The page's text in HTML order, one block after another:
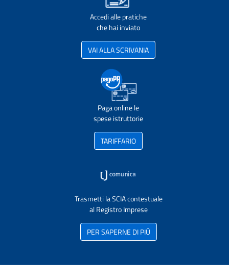
Accedi alle pratiche
che hai inviato
VAI ALLA SCRIVANIA
Paga online le
spese istruttorie
TARIFFARIO
Trasmetti la SCIA contestuale
al Registro Imprese
PER SAPERNE DI PIÙ